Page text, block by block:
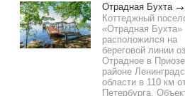
Отрадная Бухта
Коттеджный
«Отрадная Бухта»
расположился на
береговой линии
Отрадное в
районе
области в 110 км
Петербурга.